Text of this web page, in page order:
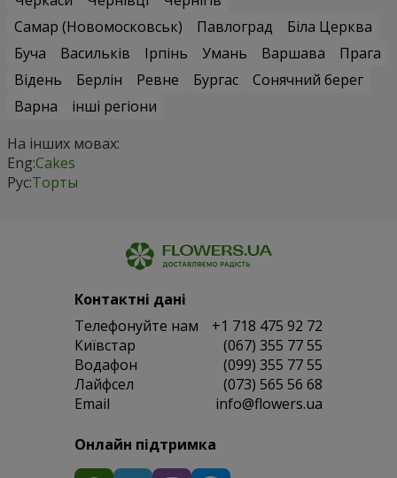
Самар (Новомосковськ)
Павлоград
Біла Церква
Буча
Васильків Ірпінь Умань Варшава
Прага
Відень
Берлін Ревне Бургас
Сонячний берег
Варна
інші регіони
На інших мовах:
Eng:Cakes
Рус:Торты
Контактні дані
Телефонуйте нам
+1 718 475 92 72
Київстар
(067) 355 77 55
Водафон
(099) 355 77 55
Лайфсел
(073) 565 56 68
Email
info@flowers.ua
Онлайн підтримка